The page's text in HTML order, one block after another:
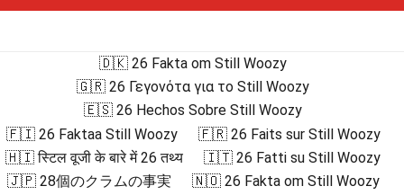
🇩🇰 26 Fakta om Still Woozy
🇬🇷 26 Γεγονότα για το Still Woozy
🇪🇸 26 Hechos Sobre Still Woozy
🇫🇮 26 Faktaa Still Woozy
🇫🇷 26 Faits sur Still Woozy
🇭🇮 स्टिल वूजी के बारे में 26 तथ्य
🇮🇹 26 Fatti su Still Woozy
🇯🇵 28個のクラムの事実
🇳🇴 26 Fakta om Still Woozy